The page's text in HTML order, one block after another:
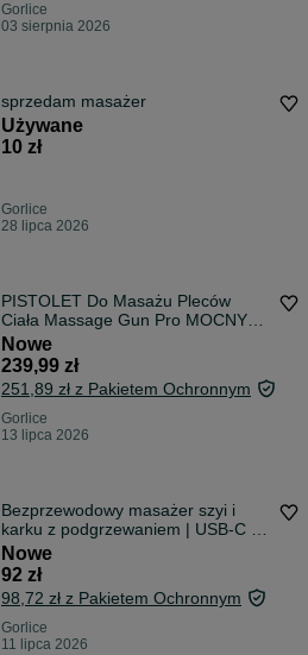
Gorlice
03 sierpnia 2026
sprzedam masażer
Używane
10 zł
Gorlice
28 lipca 2026
PISTOLET Do Masażu Pleców
Ciała Massage Gun Pro MOCNY
100W 10 Końcówek LCD 30
Prędkości Etui Akumulator USB-C
Cichy
Nowe
239,99 zł
251,89 zł z Pakietem Ochronnym
Gorlice
13 lipca 2026
Bezprzewodowy masażer szyi i
karku z podgrzewaniem | USB-C |
nowy
Nowe
92 zł
98,72 zł z Pakietem Ochronnym
Gorlice
11 lipca 2026